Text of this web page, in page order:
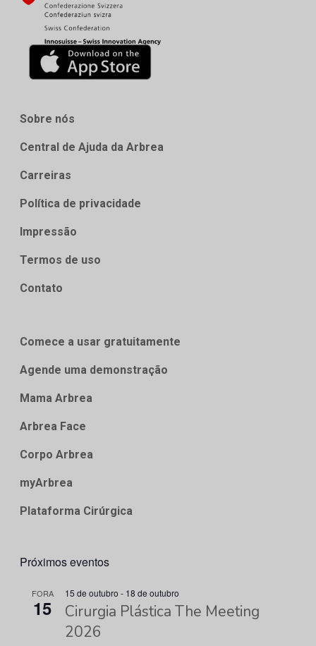
Sobre nós
Central de Ajuda da Arbrea
Carreiras
Política de privacidade
Impressão
Termos de uso
Contato
Comece a usar gratuitamente
Agende uma demonstração
Mama Arbrea
Arbrea Face
Corpo Arbrea
myArbrea
Plataforma Cirúrgica
Próximos eventos
FORA
15
15 de outubro - 18 de outubro
Cirurgia Plástica The Meeting
2026